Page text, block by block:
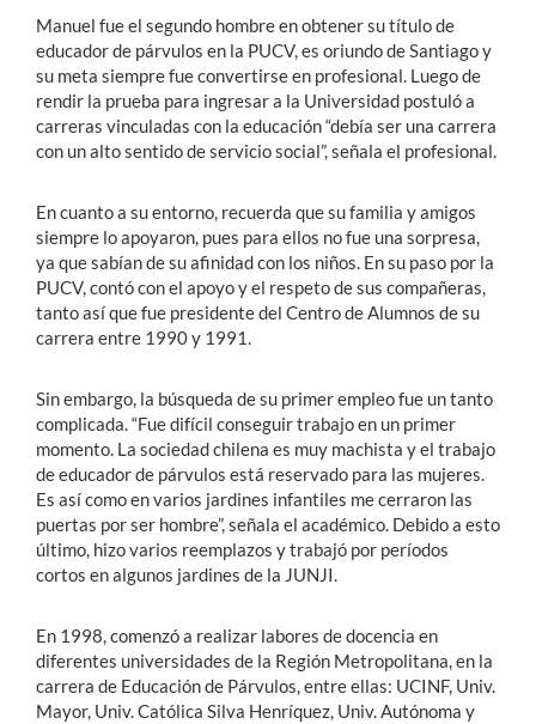
Manuel fue el segundo hombre en obtener su título de
educador de párvulos en la PUCV, es oriundo de Santiago y
su meta siempre fue convertirse en profesional. Luego de
rendir la prueba para ingresar a la Universidad postuló a
carreras vinculadas con la educación “debía ser una carrera
con un alto sentido de servicio social”, señala el profesional.
En cuanto a su entorno, recuerda que su familia y amigos
siempre lo apoyaron, pues para ellos no fue una sorpresa,
ya que sabían de su afinidad con los niños. En su paso por la
PUCV, contó con el apoyo y el respeto de sus compañeras,
tanto así que fue presidente del Centro de Alumnos de su
carrera entre 1990 y 1991.
Sin embargo, la búsqueda de su primer empleo fue un tanto
complicada. “Fue difícil conseguir trabajo en un primer
momento. La sociedad chilena es muy machista y el trabajo
de educador de párvulos está reservado para las mujeres.
Es así como en varios jardines infantiles me cerraron las
puertas por ser hombre”, señala el académico. Debido a esto
último, hizo varios reemplazos y trabajó por períodos
cortos en algunos jardines de la JUNJI.
En 1998, comenzó a realizar labores de docencia en
diferentes universidades de la Región Metropolitana, en la
carrera de Educación de Párvulos, entre ellas: UCINF, Univ.
Mayor, Univ. Católica Silva Henríquez, Univ. Autónoma y